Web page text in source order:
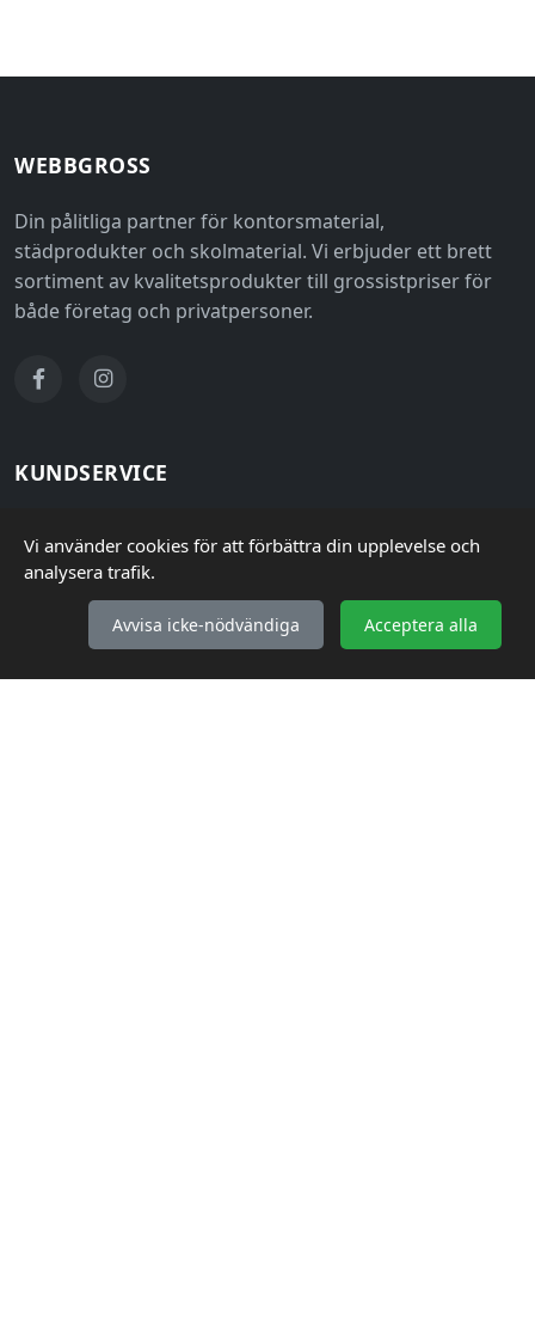
WEBBGROSS
Din pålitliga partner för kontorsmaterial,
städprodukter och skolmaterial. Vi erbjuder ett brett
sortiment av kvalitetsprodukter till grossistpriser för
både företag och privatpersoner.
KUNDSERVICE
Frakt & Leverans
Retur & Reklamation
Vanliga frågor (FAQ)
Vi använder cookies för att förbättra din upplevelse och
analysera trafik.
Avvisa icke-nödvändiga Acceptera alla